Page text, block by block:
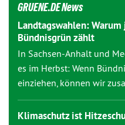
GRUENE.DE News
Landtagswahlen:
Bündnisgrün zählt
In Sachsen-Anhalt und
es im Herbst: Wenn
einziehen, können wir
Klimaschutz ist